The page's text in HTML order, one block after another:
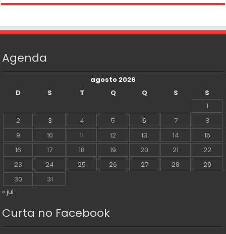
Agenda
agosto 2026
D
S T Q Q S
S
1
2
3 4 5 6 7
8
9
10 11 12 13 14
15
16
17 18 19 20 21
22
23
24 25 26 27 28
29
30
31
« jul
Curta no Facebook